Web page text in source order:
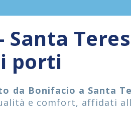
porti
da Bonifacio a Santa
e comfort, affidati